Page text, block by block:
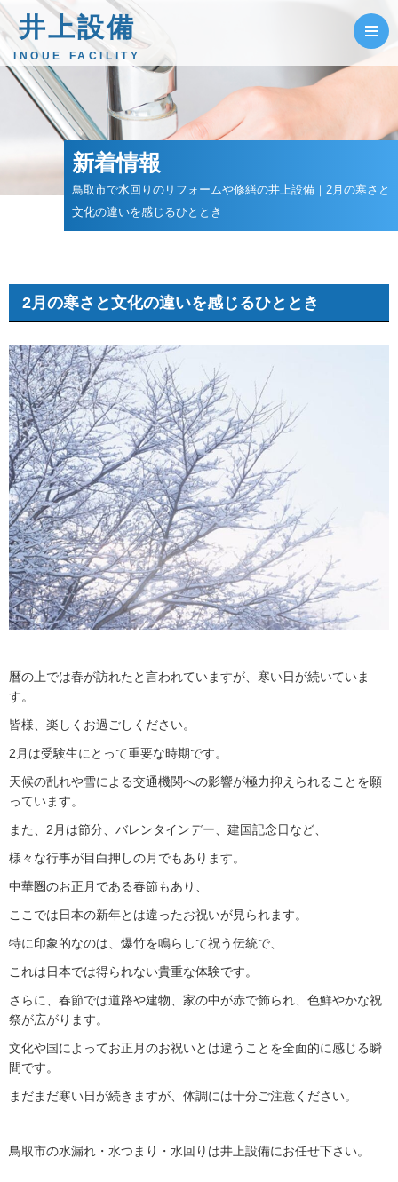
井上設備
INOUE FACILITY
新着情報
鳥取市で水回りのリフォームや修繕の井上設備｜2月の寒さと
文化の違いを感じるひととき
2月の寒さと文化の違いを感じるひととき
暦の上では春が訪れたと言われていますが、寒い日が続いていま
す。
皆様、楽しくお過ごしください。
2月は受験生にとって重要な時期です。
天候の乱れや雪による交通機関への影響が極力抑えられることを願
っています。
また、2月は節分、バレンタインデー、建国記念日など、
様々な行事が目白押しの月でもあります。
中華圏のお正月である春節もあり、
ここでは日本の新年とは違ったお祝いが見られます。
特に印象的なのは、爆竹を鳴らして祝う伝統で、
これは日本では得られない貴重な体験です。
さらに、春節では道路や建物、家の中が赤で飾られ、色鮮やかな祝
祭が広がります。
文化や国によってお正月のお祝いとは違うことを全面的に感じる瞬
間です。
まだまだ寒い日が続きますが、体調には十分ご注意ください。
鳥取市の水漏れ・水つまり・水回りは井上設備にお任せ下さい。